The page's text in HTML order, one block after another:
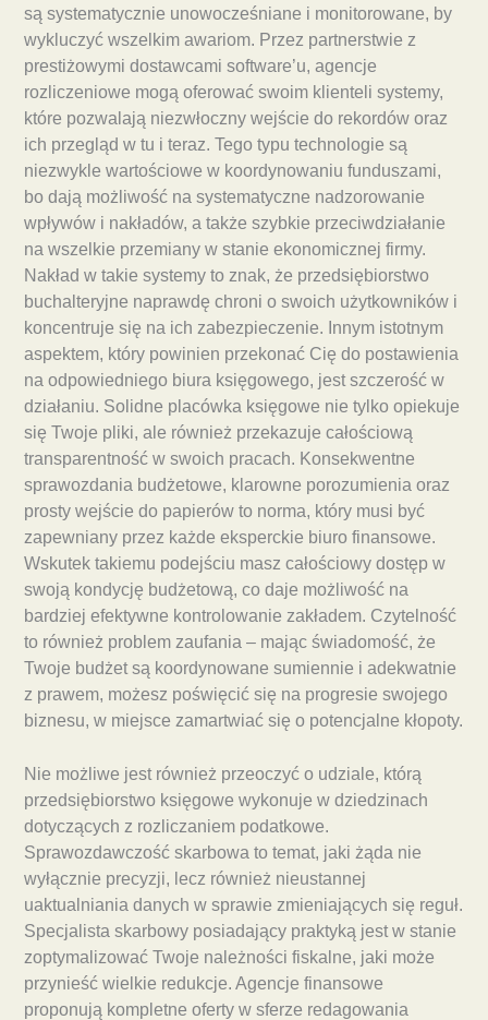
są systematycznie unowocześniane i monitorowane, by
wykluczyć wszelkim awariom. Przez partnerstwie z
prestiżowymi dostawcami software’u, agencje
rozliczeniowe mogą oferować swoim klienteli systemy,
które pozwalają niezwłoczny wejście do rekordów oraz
ich przegląd w tu i teraz. Tego typu technologie są
niezwykle wartościowe w koordynowaniu funduszami,
bo dają możliwość na systematyczne nadzorowanie
wpływów i nakładów, a także szybkie przeciwdziałanie
na wszelkie przemiany w stanie ekonomicznej firmy.
Nakład w takie systemy to znak, że przedsiębiorstwo
buchalteryjne naprawdę chroni o swoich użytkowników i
koncentruje się na ich zabezpieczenie. Innym istotnym
aspektem, który powinien przekonać Cię do postawienia
na odpowiedniego biura księgowego, jest szczerość w
działaniu. Solidne placówka księgowe nie tylko opiekuje
się Twoje pliki, ale również przekazuje całościową
transparentność w swoich pracach. Konsekwentne
sprawozdania budżetowe, klarowne porozumienia oraz
prosty wejście do papierów to norma, który musi być
zapewniany przez każde eksperckie biuro finansowe.
Wskutek takiemu podejściu masz całościowy dostęp w
swoją kondycję budżetową, co daje możliwość na
bardziej efektywne kontrolowanie zakładem. Czytelność
to również problem zaufania – mając świadomość, że
Twoje budżet są koordynowane sumiennie i adekwatnie
z prawem, możesz poświęcić się na progresie swojego
biznesu, w miejsce zamartwiać się o potencjalne kłopoty.
Nie możliwe jest również przeoczyć o udziale, którą
przedsiębiorstwo księgowe wykonuje w dziedzinach
dotyczących z rozliczaniem podatkowe.
Sprawozdawczość skarbowa to temat, jaki żąda nie
wyłącznie precyzji, lecz również nieustannej
uaktualniania danych w sprawie zmieniających się reguł.
Specjalista skarbowy posiadający praktyką jest w stanie
zoptymalizować Twoje należności fiskalne, jaki może
przynieść wielkie redukcje. Agencje finansowe
proponują kompletne oferty w sferze redagowania